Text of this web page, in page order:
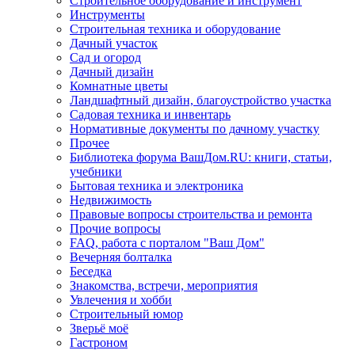
Инструменты
Строительная техника и оборудование
Дачный участок
Сад и огород
Дачный дизайн
Комнатные цветы
Ландшафтный дизайн, благоустройство участка
Садовая техника и инвентарь
Нормативные документы по дачному участку
Прочее
Библиотека форума ВашДом.RU: книги, статьи,
учебники
Бытовая техника и электроника
Недвижимость
Правовые вопросы строительства и ремонта
Прочие вопросы
FAQ, работа с порталом "Ваш Дом"
Вечерняя болталка
Беседка
Знакомства, встречи, мероприятия
Увлечения и хобби
Строительный юмор
Зверьё моё
Гастроном